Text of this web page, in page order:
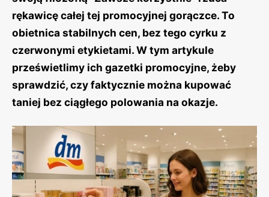
rękawicę całej tej promocyjnej gorączce. To
obietnica stabilnych cen, bez tego cyrku z
czerwonymi etykietami. W tym artykule
prześwietlimy ich gazetki promocyjne, żeby
sprawdzić, czy faktycznie można kupować
taniej bez ciągłego polowania na okazje.